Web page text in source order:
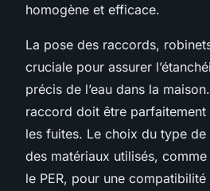
homogène et efficace.
La pose des raccords,
cruciale pour assurer
précis de l’eau dans la
raccord doit être
les fuites. Le choix du type
des matériaux utilisés,
le PER, pour une